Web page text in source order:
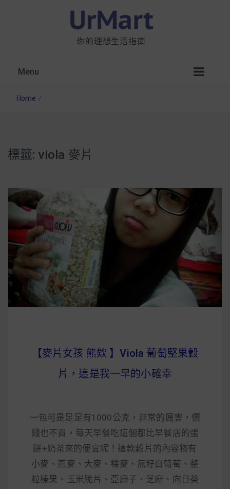
你的理想生活指南
Menu
星巴克都用 OATLY 泡咖啡？市售燕麥奶大剖
無麩質食物清單一覽：燕麥、麵包還有餅乾，
早餐這樣料理最適合！
早上沒時間做早餐？10 款隔夜更美味的燕麥粥
簡單料理
健身重訓菜單
2020 年最新蛋白粉終極指南，讓你一次搞
清楚！
減醣食材推薦
Home /
標籤: viola 麥片
【麥片女孩 熊欸 】Viola 葡萄堅果穀
片，這是我一早的小確幸
一包可是足足有1000公克，非常的厲害，價
錢也不貴，每天早餐吃這個都比早餐店的蛋
餅+奶茶來的便宜呢！這款穀片的內容物有
小麥、燕麥、大麥、裸麥、無籽白葡萄、整
粒榛果、玉米脆片、亞麻子、芝麻、向日葵